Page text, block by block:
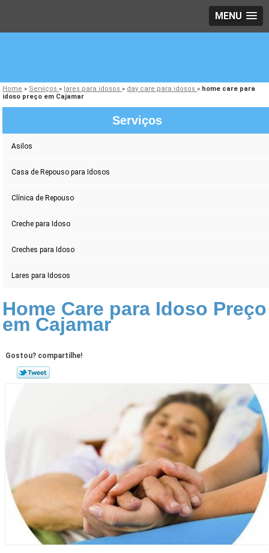
MENU
Home » Serviços» lares para idosos» day care para idosos» home care para
idoso preço em Cajamar
Serviços
Asilos
Casa de Repouso para Idosos
Clínica de Repouso
Creche para Idoso
Creches para Idoso
Lares para Idosos
Home Care para Idoso Preço
em Cajamar
Gostou? compartilhe!